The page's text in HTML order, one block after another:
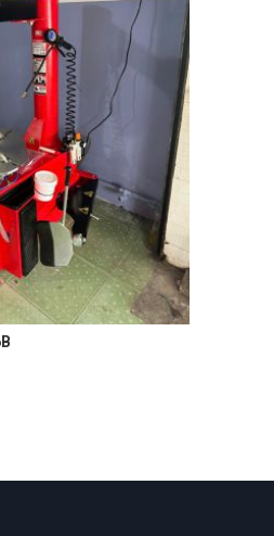
10" - 20".
13" - 24".
8 - 10 bar.
tổng trọng lượng: 300/329
gói: 1120*860*860mm.
tổng trọng lượng của cánh
kg.
gói cánh tay trợ giúp: 1020 *
(ERITO); Hàng xuất